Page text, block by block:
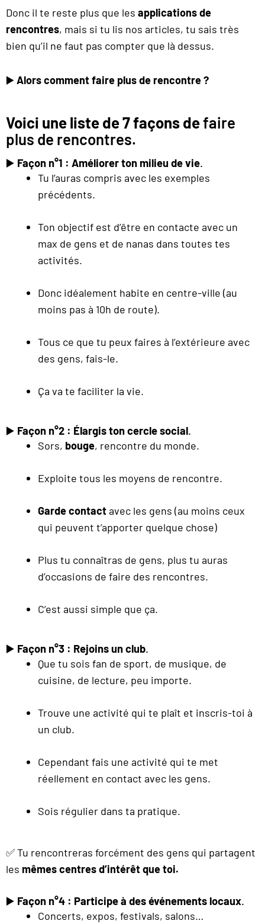
Donc il te reste plus que les applications de
rencontres, mais si tu lis nos articles, tu sais très
bien qu’il ne faut pas compter que là dessus.
▶️Alors comment faire plus de rencontre ?
Voici une liste de 7 façons defaire
plus de rencontres.
▶️ Façon n°1 : Améliorer ton milieu de vie.
Tu l’auras compris avec les exemples
précédents.
Ton objectif est d’être en contacte avec un
max de gens et de nanas dans toutes tes
activités.
Donc idéalement habite en centre-ville (au
moins pas à 10h de route).
Tous ce que tu peux faires à l’extérieure avec
des gens, fais-le.
Ça va te faciliter la vie.
▶️ Façon n°2 : Élargis ton cercle social.
Sors, bouge, rencontre du monde.
Exploite tous les moyens de rencontre.
Garde contactavec les gens (au moins ceux
qui peuvent t’apporter quelque chose)
Plus tu connaîtras de gens, plus tu auras
d’occasions de faire des rencontres.
C’est aussi simple que ça.
▶️ Façon n°3 : Rejoins un club.
Que tu sois fan de sport, de musique, de
cuisine, de lecture, peu importe.
Trouve une activité qui te plaît et inscris-toi à
un club.
Cependant fais une activité qui te met
réellement en contact avec les gens.
Sois régulier dans ta pratique.
✅ Tu rencontreras forcément des gens qui partagent
les mêmes centres d’intérêt que toi.
▶️ Façon n°4 : Participe à des événements locaux.
Concerts, expos, festivals, salons…